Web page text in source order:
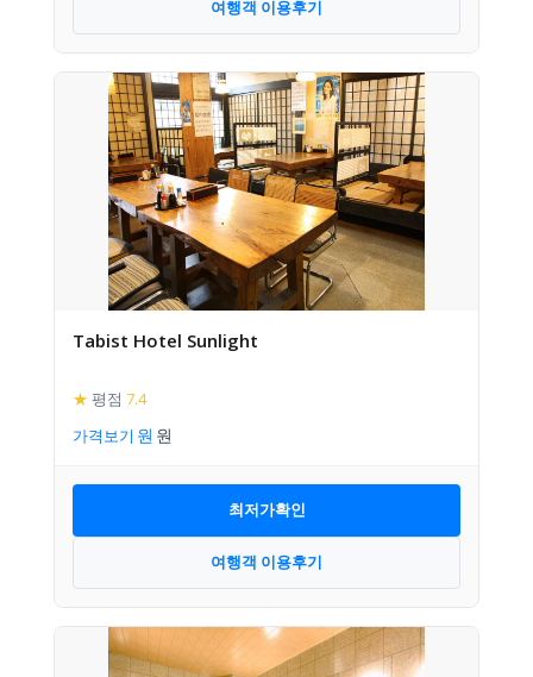
여행객 이용후기
Tabist Hotel Sunlight
★ 평점 7.4
가격보기
최저가확인
여행객 이용후기